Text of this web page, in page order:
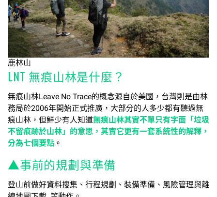
鹿林山
LNT 無痕山林是什麼？
無痕山林Leave No Trace的概念源自於美國，台灣則是由林
務局於2006年開始正式推廣，大部分的人多少都有聽過無
痕山林，但鮮少有人知道無痕山林其實不單只有字面「垃圾
不留痕跡於山林」的意思，其實它更有一套系統性的解釋，
分為七個要點 。
▲事前的規劃與準備
登山前做好資料搜集、行程規劃、裝備準備、風險管理與離